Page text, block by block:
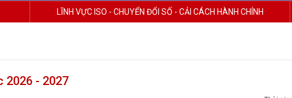
LĨNH VỰC ISO - CHUYỂN ĐỔI SỐ - CẢI CÁCH HÀNH CHÍNH
2026 - 2027